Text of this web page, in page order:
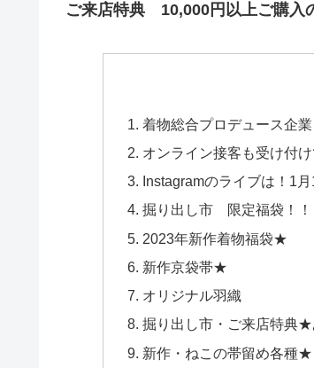
ご来店特典 10,000円以上ご購入
着物総合プロデュース企
オンライン接客も受け付
Instagramのライブは！1
掘り出し市 限定福袋！
2023年新作着物福袋★
新作京袋帯★
オリジナル羽織
掘り出し市・ご来店特典
新作・ねこの帯留め各種★